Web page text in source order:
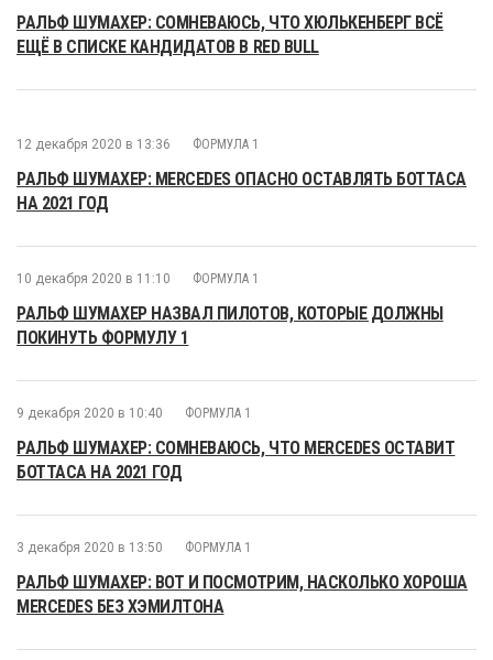
РАЛЬФ ШУМАХЕР: СОМНЕВАЮСЬ, ЧТО ХЮЛЬКЕНБЕРГ ВСЁ
ЕЩЁ В СПИСКЕ КАНДИДАТОВ В RED BULL
12 декабря 2020 в 13:36 ФОРМУЛА 1
РАЛЬФ ШУМАХЕР: MERCEDES ОПАСНО ОСТАВЛЯТЬ БОТТАСА
НА 2021 ГОД
10 декабря 2020 в 11:10 ФОРМУЛА 1
РАЛЬФ ШУМАХЕР НАЗВАЛ ПИЛОТОВ, КОТОРЫЕ ДОЛЖНЫ
ПОКИНУТЬ ФОРМУЛУ 1
9 декабря 2020 в 10:40 ФОРМУЛА 1
РАЛЬФ ШУМАХЕР: СОМНЕВАЮСЬ, ЧТО MERCEDES ОСТАВИТ
БОТТАСА НА 2021 ГОД
3 декабря 2020 в 13:50 ФОРМУЛА 1
РАЛЬФ ШУМАХЕР: ВОТ И ПОСМОТРИМ, НАСКОЛЬКО ХОРОША
MERCEDES БЕЗ ХЭМИЛТОНА